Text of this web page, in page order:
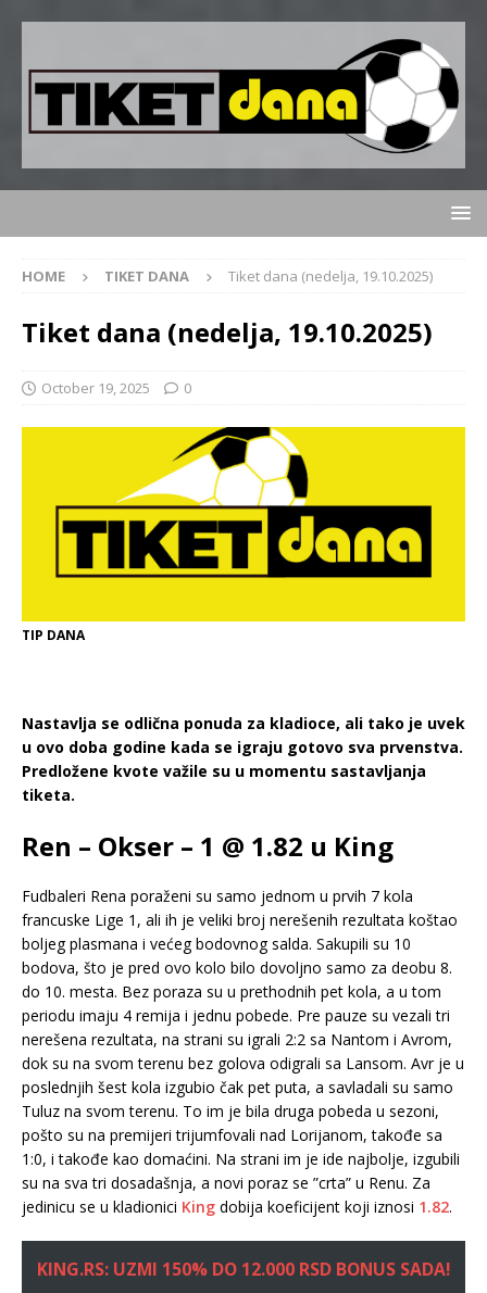
HOME TIKET DANA Tiket dana (nedelja, 19.10.2025)
Tiket dana (nedelja, 19.10.2025)
October 19, 2025 0
TIP DANA
Nastavlja se odlična ponuda za kladioce, ali tako je uvek
u ovo doba godine kada se igraju gotovo sva prvenstva.
Predložene kvote važile su u momentu sastavljanja
tiketa.
Ren – Okser – 1 @ 1.82 u King
Fudbaleri Rena poraženi su samo jednom u prvih 7 kola
francuske Lige 1, ali ih je veliki broj nerešenih rezultata koštao
boljeg plasmana i većeg bodovnog salda. Sakupili su 10
bodova, što je pred ovo kolo bilo dovoljno samo za deobu 8.
do 10. mesta. Bez poraza su u prethodnih pet kola, a u tom
periodu imaju 4 remija i jednu pobede. Pre pauze su vezali tri
nerešena rezultata, na strani su igrali 2:2 sa Nantom i Avrom,
dok su na svom terenu bez golova odigrali sa Lansom. Avr je u
poslednjih šest kola izgubio čak pet puta, a savladali su samo
Tuluz na svom terenu. To im je bila druga pobeda u sezoni,
pošto su na premijeri trijumfovali nad Lorijanom, takođe sa
1:0, i takođe kao domaćini. Na strani im je ide najbolje, izgubili
su na sva tri dosadašnja, a novi poraz se ”crta” u Renu. Za
jedinicu se u kladionici King dobija koeficijent koji iznosi 1.82.
KING.RS: UZMI 150% DO 12.000 RSD BONUS SADA!